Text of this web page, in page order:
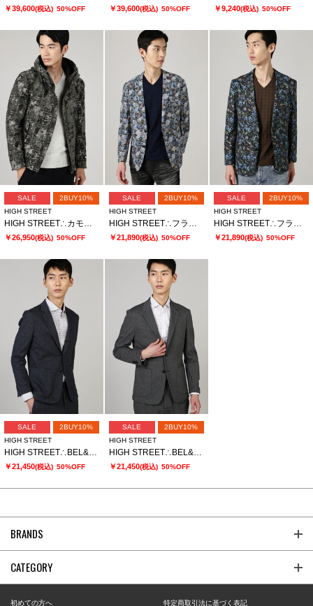
￥39,600(税込) 50%OFF ￥39,600(税込) 50%OFF ￥9,240(税込) 50%OFF
SALE
2BUY10%
HIGH STREET
HIGH STREET∴カモフラ柄フードブルゾン
￥26,950(税込) 50%OFF
SALE
2BUY10%
HIGH STREET
HIGH STREET∴フラワープリントジャケット
￥21,890(税込) 50%OFF
SALE
2BUY10%
HIGH STREET
HIGH STREET∴フラワープリントジャケット
￥21,890(税込) 50%OFF
SALE
2BUY10%
HIGH STREET
HIGH STREET∴BEL&CO綿麻ジャージジャケット
￥21,450(税込) 50%OFF
SALE
2BUY10%
HIGH STREET
HIGH STREET∴BEL&CO綿麻ジャージジャケット
￥21,450(税込) 50%OFF
BRANDS
CATEGORY
初めての方へ 特定商取引法に基づく表記